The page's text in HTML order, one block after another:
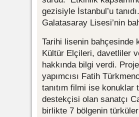
gezisiyle İstanbul’u
Galatasaray Lisesi’nin
Tarihi lisenin bahçesinde
Kültür Elçileri, davetliler
hakkında bilgi verdi.
yapımcısı Fatih
tanıtım filmi ise konuklar
destekçisi olan sanatçı
birlikte 7 bölgenin